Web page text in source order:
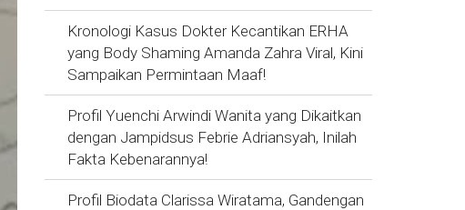
Kronologi Kasus Dokter Kecantikan ERHA
yang Body Shaming Amanda Zahra Viral, Kini
Sampaikan Permintaan Maaf!
Profil Yuenchi Arwindi Wanita yang Dikaitkan
dengan Jampidsus Febrie Adriansyah, Inilah
Fakta Kebenarannya!
Profil Biodata Clarissa Wiratama, Gandengan